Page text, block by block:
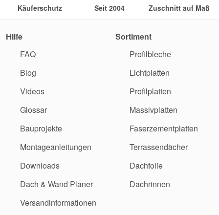
Käuferschutz Seit 2004 Zuschnitt auf Maß
Hilfe
FAQ
Blog
Videos
Glossar
Bauprojekte
Montageanleitungen
Downloads
Dach & Wand Planer
Versandinformationen
Sortiment
Profilbleche
Lichtplatten
Profilplatten
Massivplatten
Faserzementplatten
Terrassendächer
Dachfolie
Dachrinnen